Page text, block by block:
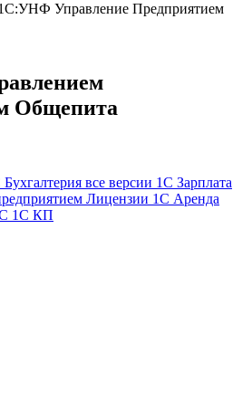
Управление Предприятием
Общепита
все версии 1С Зарплата
Лицензии 1С Аренда
1С КП